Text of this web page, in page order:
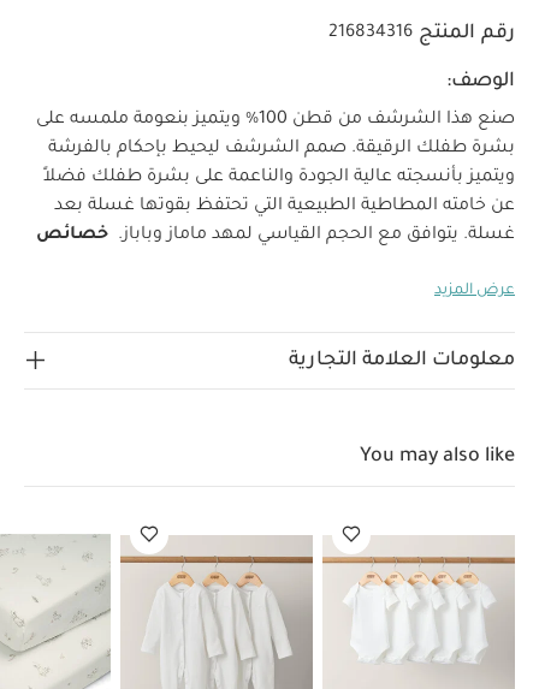
رقم المنتج 216834316
الوصف:
صنع هذا الشرشف من قطن 100‏%‏ ويتميز بنعومة ملمسه على
بشرة طفلك الرقيقة. صمم الشرشف ليحيط بإحكام بالفرشة
ويتميز بأنسجته عالية الجودة والناعمة على بشرة طفلك فضلاً
عن خامته المطاطية الطبيعية التي تحتفظ بقوتها غسلة بعد
غسلة. يتوافق مع الحجم القياسي لمهد ماماز وباباز. خصائص
بأنسجته عالية الجودة والناعمة على بشرة طفلك فضلاً عن
مواصفات المنتج:
تجنبي تعرض الطفل للإصابة بالاختناق
أو التشابك.
تجنبي استخدام الشرشف إلا إذا كان قياسه
مناسبًا تمامًا للحشية.
يحفظ بعيدًا عن النار.
غسل في
الغسالة بدرجة حرارة 40 مئوية، وتجفيف على درجة حرارة
منخفضة
قد يعجبك أيضاً:
طقم ألبسة قطعة واحدة بأكمام قصيرة
طقم بيجاما قطعة واحدة عضوية
عرض المزيد
معلومات العلامة التجارية
You may also like